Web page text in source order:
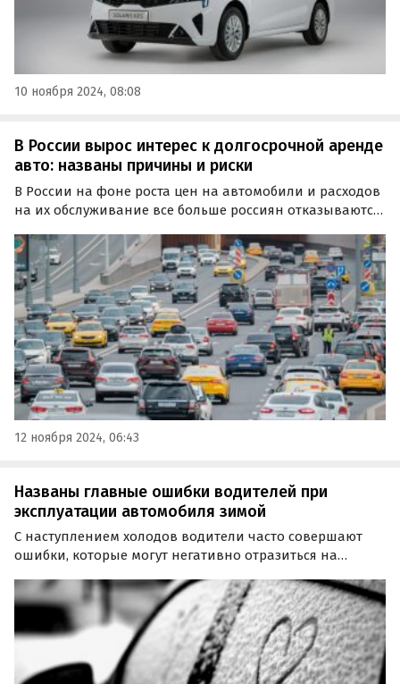
10 ноября 2024, 08:08
В России вырос интерес к долгосрочной аренде
авто: названы причины и риски
В России на фоне роста цен на автомобили и расходов
на их обслуживание все больше россиян отказываются
данным опроса, проведенного компанией TopCar
среди 2,5 тысяч человек в ноябре 2024 года, около…
12 ноября 2024, 06:43
Названы главные ошибки водителей при
эксплуатации автомобиля зимой
С наступлением холодов водители часто совершают
ошибки, которые могут негативно отразиться на
рассказала директор механического ремонта АГ
«Авилон» Александра Габараева.